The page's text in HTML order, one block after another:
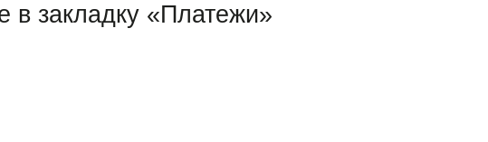
в закладку «Платежи»